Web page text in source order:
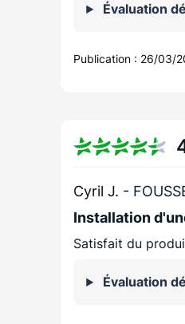
Évaluation
Publication : 26/03/
Cyril J. -
Installation
Satisfait du
Évaluation